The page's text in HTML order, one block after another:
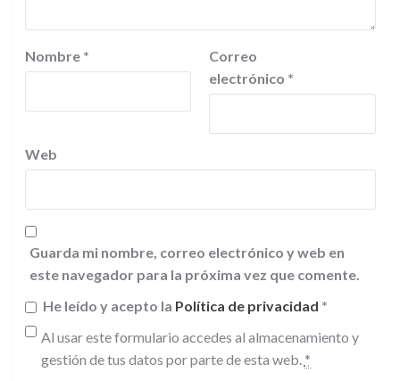
Nombre *
Correo
electrónico *
Web
Guarda mi nombre, correo electrónico y web en
este navegador para la próxima vez que comente.
He leído y acepto la Política de privacidad *
Al usar este formulario accedes al almacenamiento y
gestión de tus datos por parte de esta web. *